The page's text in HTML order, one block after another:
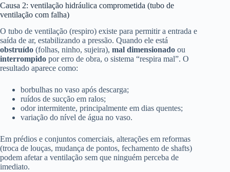
Causa 2: ventilação hidráulica comprometida (tubo de
ventilação com falha)
O tubo de ventilação (respiro) existe para permitir a entrada e
saída de ar, estabilizando a pressão. Quando ele está
obstruído (folhas, ninho, sujeira), mal dimensionado ou
interrompido por erro de obra, o sistema “respira mal”. O
resultado aparece como:
borbulhas no vaso após descarga;
ruídos de sucção em ralos;
odor intermitente, principalmente em dias quentes;
variação do nível de água no vaso.
Em prédios e conjuntos comerciais, alterações em reformas
(troca de louças, mudança de pontos, fechamento de shafts)
podem afetar a ventilação sem que ninguém perceba de
imediato.